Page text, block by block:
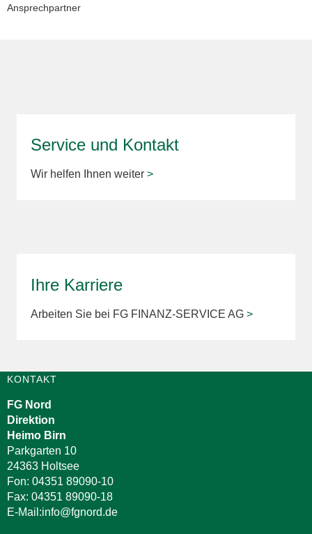
Service und Kontakt
Wir helfen Ihnen weiter >
Ihre Karriere
Arbeiten Sie bei FG FINANZ-SERVICE AG >
KONTAKT
FG Nord
Direktion
Heimo Birn
Parkgarten 10
24363 Holtsee
Fon: 04351 89090-10
Fax: 04351 89090-18
E-Mail:info@fgnord.de